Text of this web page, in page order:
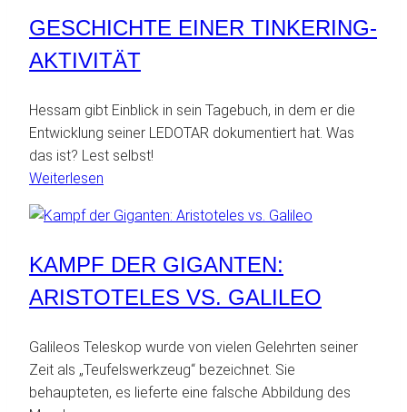
GESCHICHTE EINER TINKERING-
AKTIVITÄT
Hessam gibt Einblick in sein Tagebuch, in dem er die
Entwicklung seiner LEDOTAR dokumentiert hat. Was
das ist? Lest selbst!
Weiterlesen
einer
Aktivität
KAMPF DER GIGANTEN:
ARISTOTELES VS. GALILEO
Galileos Teleskop wurde von vielen Gelehrten seiner
Zeit als „Teufelswerkzeug“ bezeichnet. Sie
behaupteten, es lieferte eine falsche Abbildung des